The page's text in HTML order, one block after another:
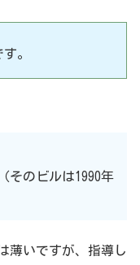
。
（そのビルは1990年
薄いですが、指導し